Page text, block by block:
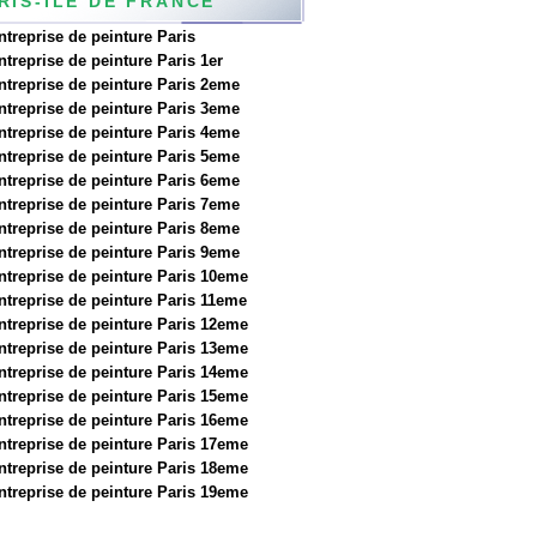
de peinture Paris
de peinture Paris 1er
de peinture Paris 2eme
de peinture Paris 3eme
de peinture Paris 4eme
de peinture Paris 5eme
de peinture Paris 6eme
de peinture Paris 7eme
de peinture Paris 8eme
de peinture Paris 9eme
de peinture Paris 10eme
de peinture Paris 11eme
de peinture Paris 12eme
de peinture Paris 13eme
de peinture Paris 14eme
de peinture Paris 15eme
de peinture Paris 16eme
de peinture Paris 17eme
de peinture Paris 18eme
de peinture Paris 19eme